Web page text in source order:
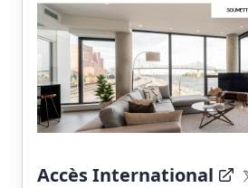
Accès International